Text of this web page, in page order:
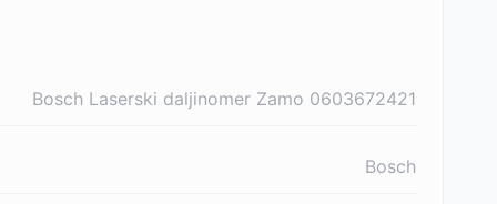
Bosch Laserski daljinomer Zamo 0603672421
Bosch